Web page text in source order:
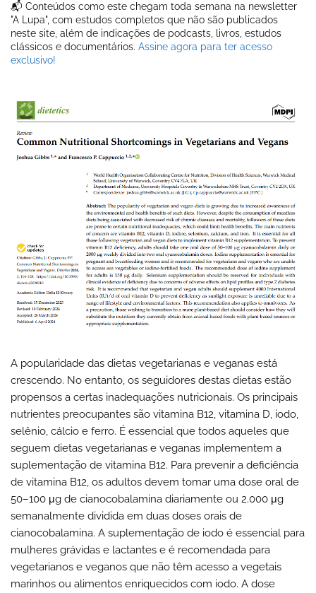
📬 Conteúdos como este chegam toda semana na newsletter
"A Lupa", com estudos completos que não são publicados
neste site, além de indicações de podcasts, livros, estudos
clássicos e documentários. Assine agora para ter acesso
exclusivo!
A popularidade das dietas vegetarianas e veganas está
crescendo. No entanto, os seguidores destas dietas estão
propensos a certas inadequações nutricionais. Os principais
nutrientes preocupantes são vitamina B12, vitamina D, iodo,
selênio, cálcio e ferro. É essencial que todos aqueles que
seguem dietas vegetarianas e veganas implementem a
suplementação de vitamina B12. Para prevenir a deficiência
de vitamina B12, os adultos devem tomar uma dose oral de
50–100 μg de cianocobalamina diariamente ou 2.000 μg
semanalmente dividida em duas doses orais de
cianocobalamina. A suplementação de iodo é essencial para
mulheres grávidas e lactantes e é recomendada para
vegetarianos e veganos que não têm acesso a vegetais
marinhos ou alimentos enriquecidos com iodo. A dose